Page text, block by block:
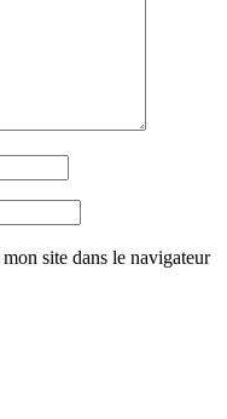
site dans le navigateur